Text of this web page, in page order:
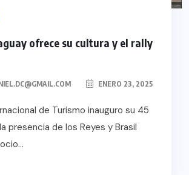
ofrece su cultura y el rally
ENERO 23, 2025
de Turismo inauguro su 45
presencia de los Reyes y Brasil